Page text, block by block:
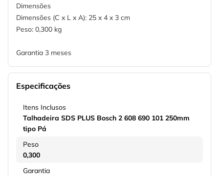
Dimensões
Dimensões (C x L x A): 25 x 4 x 3 cm
Peso: 0,300 kg
Garantia 3 meses
Especificações
Itens Inclusos
Talhadeira SDS PLUS Bosch 2 608 690 101 250mm
tipo Pá
Peso
0,300
Garantia